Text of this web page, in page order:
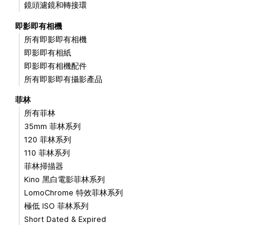
鏡頭濾鏡和轉接環
即影即有相機
所有即影即有相機
即影即有相紙
即影即有相機配件
所有即影即有攝影產品
菲林
所有菲林
35mm 菲林系列
120 菲林系列
110 菲林系列
菲林掃描器
Kino 黑白電影菲林系列
LomoChrome 特效菲林系列
極低 ISO 菲林系列
Short Dated & Expired